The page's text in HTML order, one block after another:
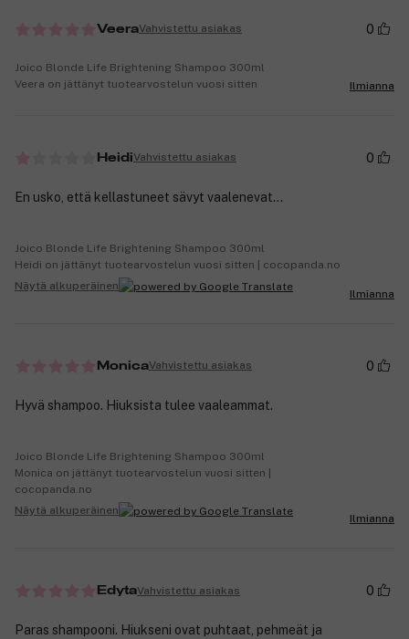
VeeraVahvistettu asiakas 0
Joico Blonde Life Brightening Shampoo 300ml
Veera on jättänyt tuotearvostelun vuosi sitten
Ilmianna
HeidiVahvistettu asiakas 0
En usko, että kellastuneet sävyt vaalenevat...
Joico Blonde Life Brightening Shampoo 300ml
Heidi on jättänyt tuotearvostelun vuosi sitten | cocopanda.no
Näytä alkuperäinen
Ilmianna
MonicaVahvistettu asiakas 0
Hyvä shampoo. Hiuksista tulee vaaleammat.
Joico Blonde Life Brightening Shampoo 300ml
Monica on jättänyt tuotearvostelun vuosi sitten |
cocopanda.no
Näytä alkuperäinen
Ilmianna
EdytaVahvistettu asiakas 0
Paras shampooni. Hiukseni ovat puhtaat, pehmeät ja